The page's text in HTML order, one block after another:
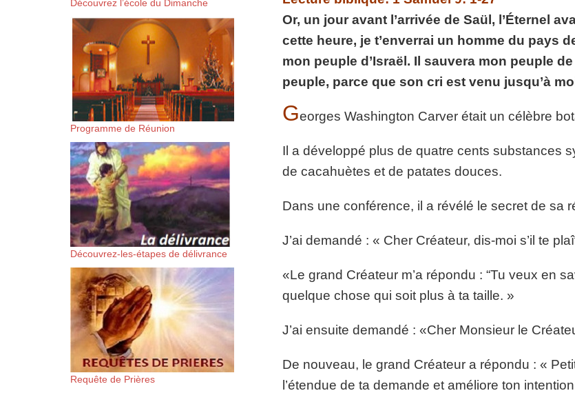
volume.
suis-sans-rien-a-moi.mp3 http://www.lafoiapostolique.org/wp-
content/uploads/2018/06/Es-tu-lasse-rempli-de-tritesse.mp3
Découvrez l’école du Dimanche
Programme de Réunion
Découvrez-les-étapes de délivrance
Requête de Prières
Or, un jour avant l’arrivée de Saül, l’Éternel
cette heure, je t’enverrai un homme du pays
mon peuple d’Israël. Il sauvera mon peuple
peuple, parce que son cri est venu jusqu’à
Georges Washington Carver était un célèbre
Il a développé plus de quatre cents substances
de cacahuètes et de patates douces.
Dans une conférence, il a révélé le secret de sa
J’ai demandé : « Cher Créateur, dis-moi s’il te
«Le grand Créateur m’a répondu : “Tu veux en
quelque chose qui soit plus à ta taille. »
J’ai ensuite demandé : «Cher Monsieur le
De nouveau, le grand Créateur a répondu : «
l’étendue de ta demande et améliore ton